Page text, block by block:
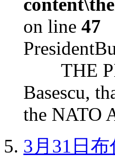
on line 47
THE
Basescu,
the NATO
3月31日